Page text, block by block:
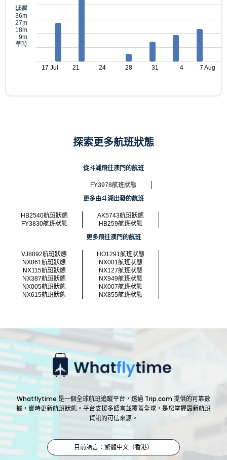
延遲
36m
27m
18m
9m
準時
17 Jul 21 24 28 31 4 7 Aug
探索更多航班狀態
從斗湖飛往澳門的航班
FY3978航班狀態
更多由斗湖出發的航班
HB2540航班狀態
AK5743航班狀態
FY3830航班狀態
HB259航班狀態
更多飛往澳門的航班
VJ8892航班狀態
HO1291航班狀態
NX861航班狀態
NX001航班狀態
NX115航班狀態
NX127航班狀態
NX387航班狀態
NX949航班狀態
NX005航班狀態
NX007航班狀態
NX615航班狀態
NX855航班狀態
Whatflytime 是一個全球航班追蹤平台，透過 Trip.com 提供的可靠數
據，實時更新航班狀態。平台支援多語言並覆蓋全球，是您掌握最新航班
資訊的可信來源。
目前語言：繁體中文（香港）